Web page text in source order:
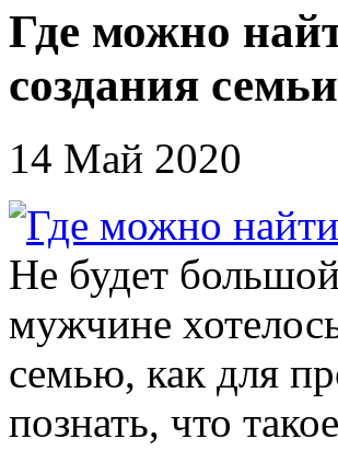
Где можно
создания семьи
14 Май 2020
Не будет
мужчине
семью, как для
познать, что